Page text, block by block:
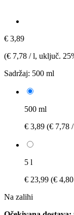
€ 3,89
(€ 7,78 / l, uključ.
Sadržaj: 500 ml
500 ml
€ 3,89 (€ 7,78
5 l
€ 23,99 (€
Na zalihi